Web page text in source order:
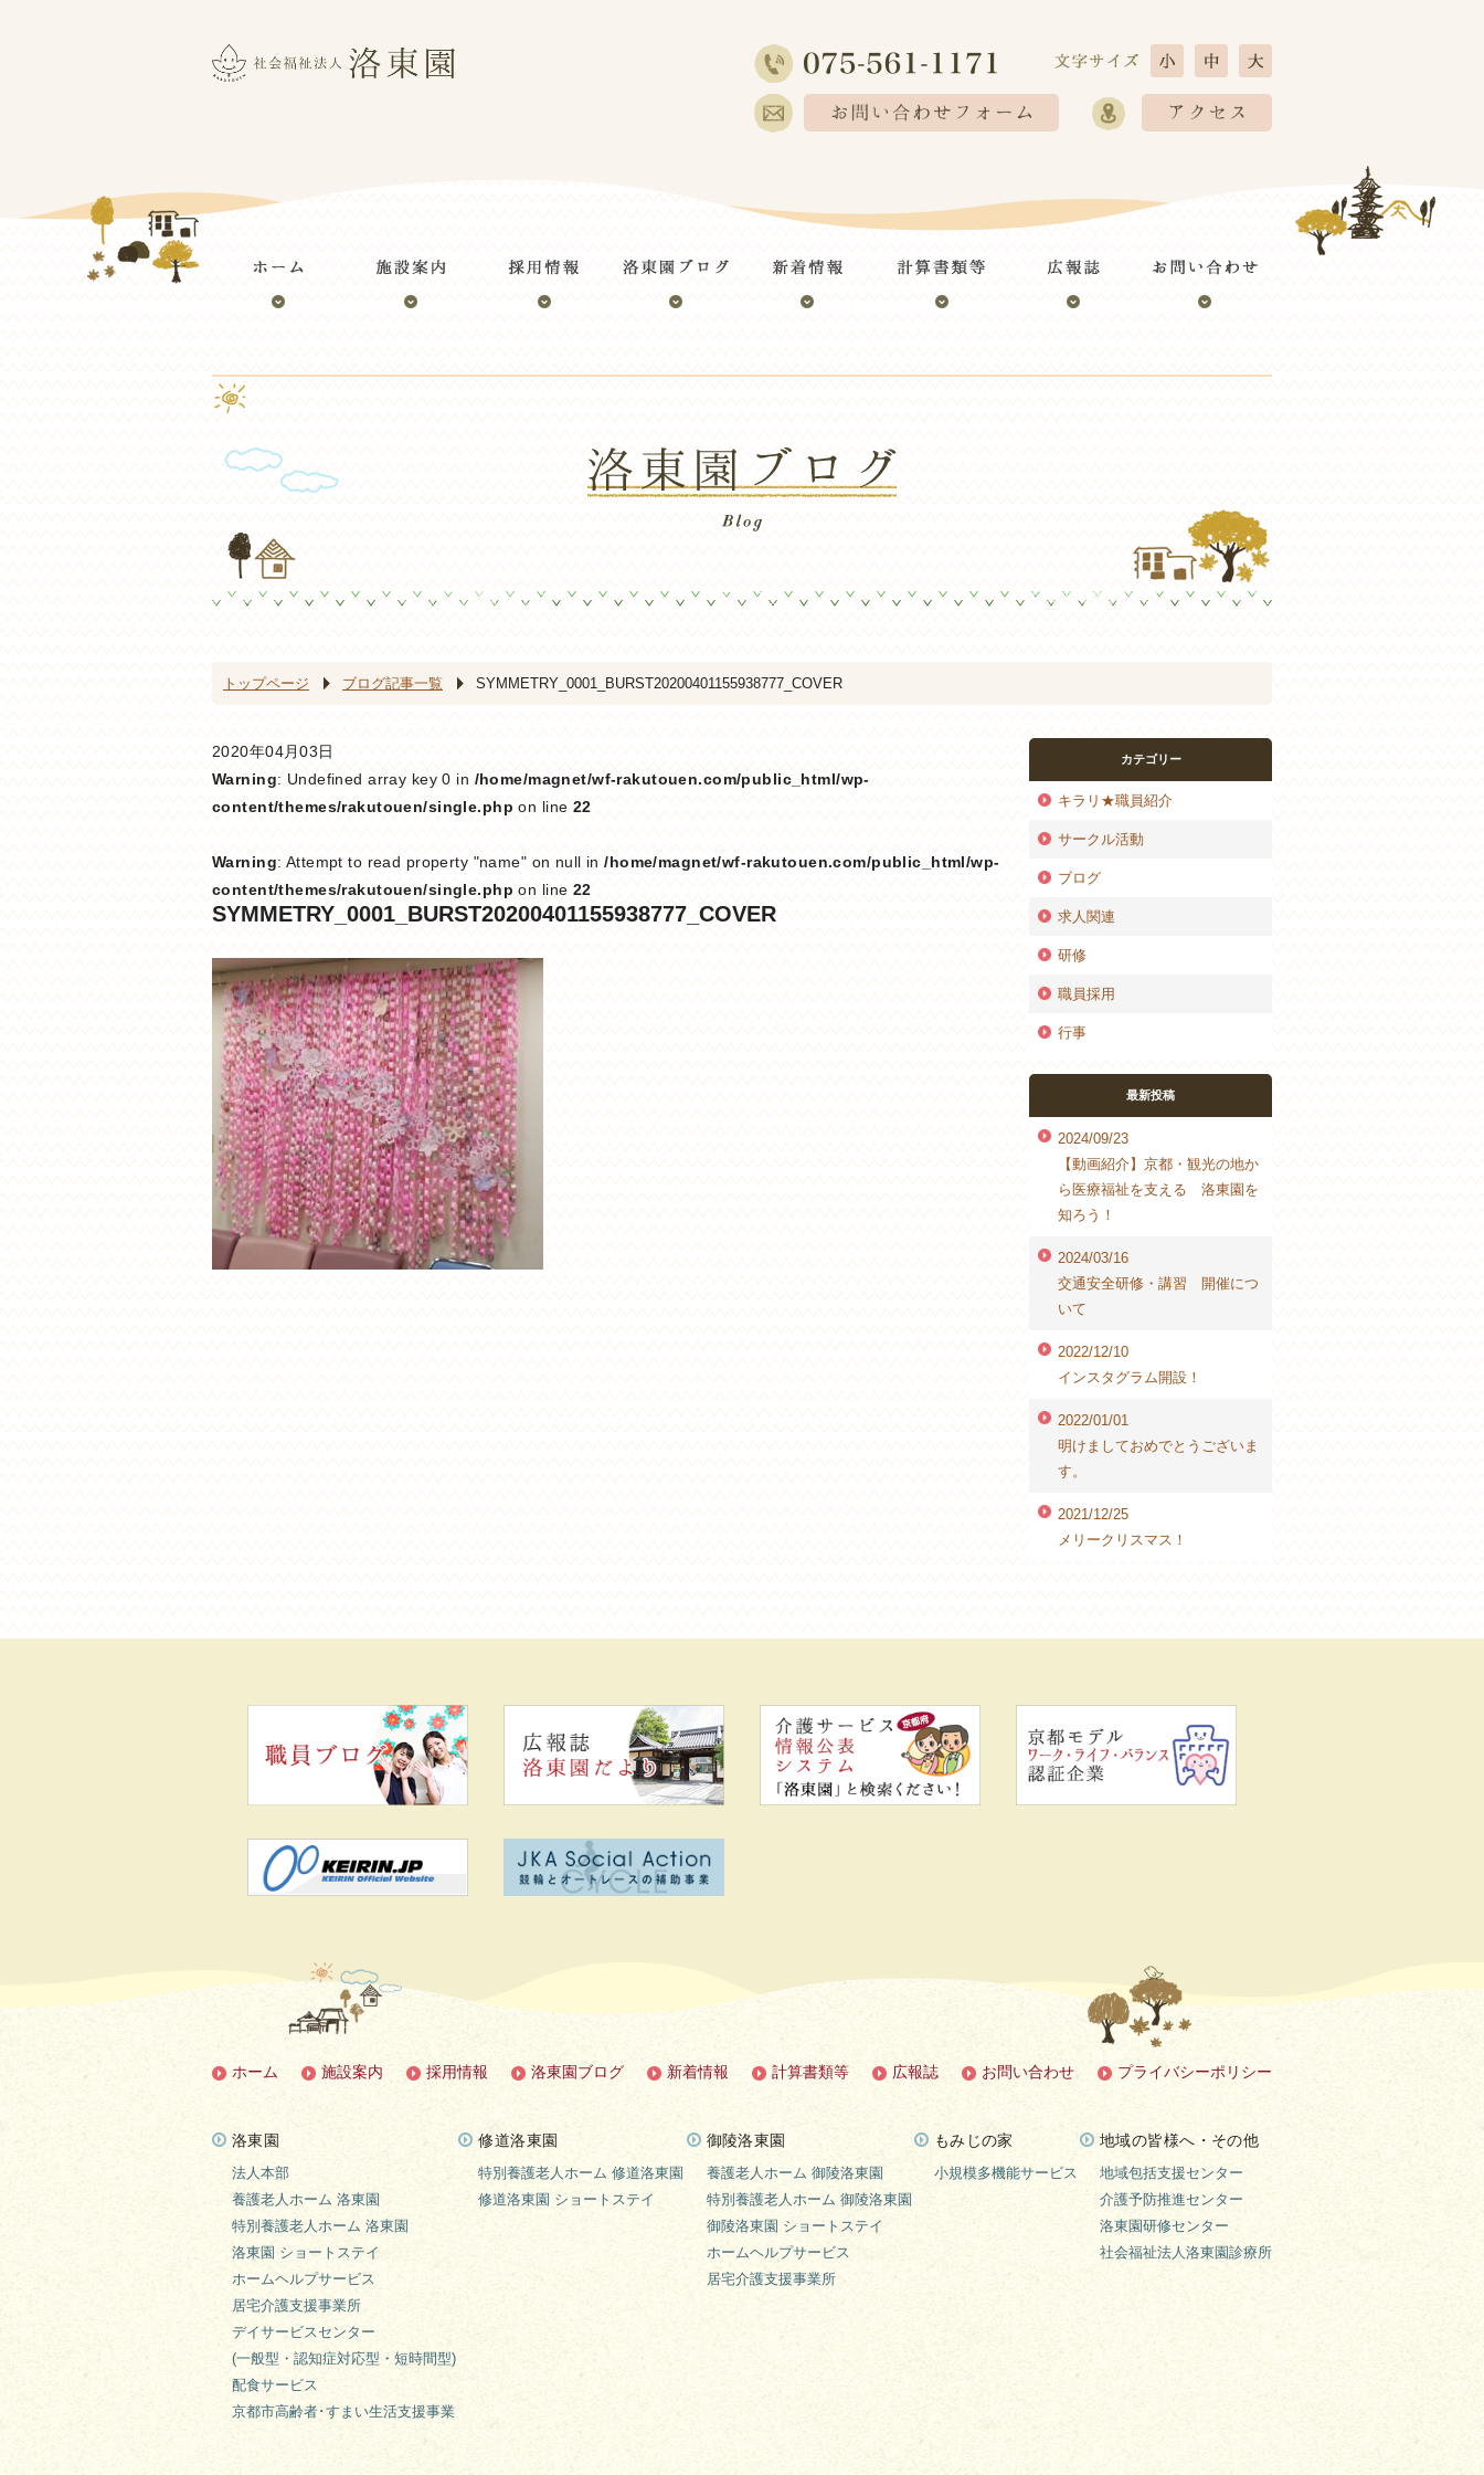
トップページ ブログ記事一覧 SYMMETRY_0001_BURST20200401155938777_COVER
2020年04月03日
Warning: Undefined array key 0 in /home/magnet/wf-rakutouen.com/public_html/wp-
content/themes/rakutouen/single.php on line 22
Warning: Attempt to read property "name" on null in/home/magnet/wf-rakutouen.com/public_html/wp-
content/themes/rakutouen/single.php on line 22
SYMMETRY_0001_BURST20200401155938777_COVER
カテゴリー
キラリ★職員紹介
サークル活動
ブログ
求人関連
研修
職員採用
行事
最新投稿
2024/09/23
【動画紹介】京都・観光の地か
ら医療福祉を支える 洛東園を
知ろう！
2024/03/16
交通安全研修・講習 開催につ
いて
2022/12/10
インスタグラム開設！
2022/01/01
明けましておめでとうございま
す。
2021/12/25
メリークリスマス！
ホーム 施設案内 採用情報 洛東園ブログ 新着情報 計算書類等 広報誌 お問い合わせ プライバシーポリシー
洛東園
法人本部
養護老人ホーム 洛東園
特別養護老人ホーム 洛東園
洛東園 ショートステイ
ホームヘルプサービス
居宅介護支援事業所
デイサービスセンター
(一般型・認知症対応型・短時間型)
配食サービス
京都市高齢者･すまい生活支援事業
修道洛東園
特別養護老人ホーム 修道洛東園
修道洛東園 ショートステイ
御陵洛東園
養護老人ホーム 御陵洛東園
特別養護老人ホーム 御陵洛東園
御陵洛東園 ショートステイ
ホームヘルプサービス
居宅介護支援事業所
もみじの家
小規模多機能サービス
地域の皆様へ・その他
地域包括支援センター
介護予防推進センター
洛東園研修センター
社会福祉法人洛東園診療所